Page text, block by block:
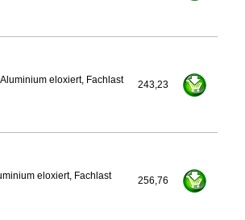
eloxiert, Fachlast
243,23
eloxiert, Fachlast
256,76